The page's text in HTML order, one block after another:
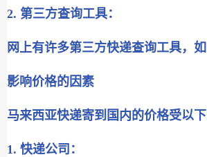
2. 第三方查询工具：
网上有许多第三方快递查询工具，
影响价格的因素
马来西亚快递寄到国内的价格受以下
1. 快递公司：